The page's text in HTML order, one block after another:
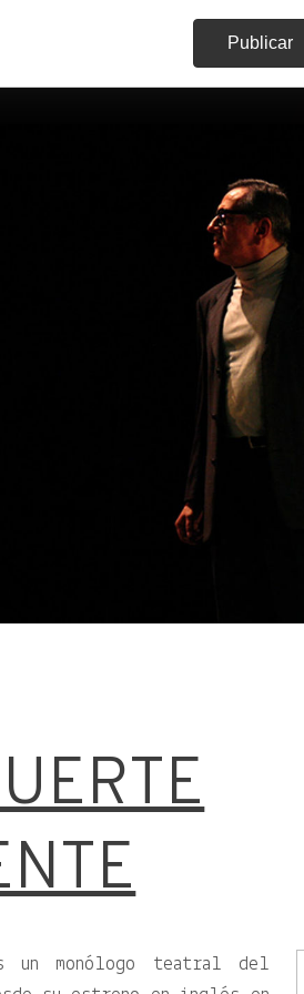
Publicar
un monólogo teatral del